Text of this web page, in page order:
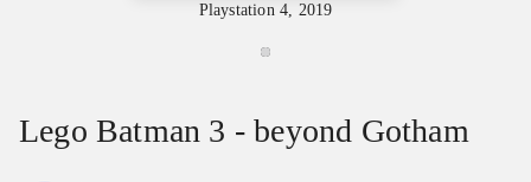
Playstation 4, 2019
Lego Batman 3 - beyond Gotham